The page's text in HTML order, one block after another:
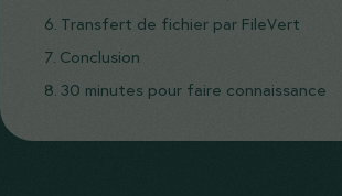
Transfert de fichier par FileVert
Conclusion
30 minutes pour faire connaissance